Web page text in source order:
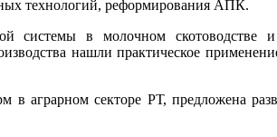
технологий, реформирования АПК.
системы в молочном скотоводстве
нашли практическое
аграрном секторе РТ, предложена